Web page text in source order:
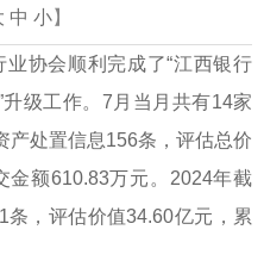
中 小】
协会顺利完成了“江西银行
级工作。7月当月共有14家
产处置信息156条，评估总价
金额610.83万元。2024年截
条，评估价值34.60亿元，累